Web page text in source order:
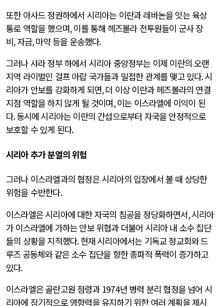
또한 아사드 정권하에서 시리아는 이란과 레바논을 잇는 육상
통로 역할을 했으며,이를 통해 헤즈볼라 전투원들이 군사 장
비,자금,마약 등을 운송했다.
그러나 샤라 정부 하에서 시리아 중앙정부는 이제 이란의 오랜
지역 라이벌인 걸프 아랍 국가들과 밀접한 관계를 맺고 있다.시
리아가 안보를 강화하게 되면,더 이상 이란과 헤즈볼라의 연결
지점 역할을 하지 않게 될 것이며,이는 이스라엘에 이익이 된
다.동시에 시리아는 이란의 간섭으로부터 자국을 안정적으로
보호할 수 있게 된다.
시리아 추가 분열의 위험
그러나 이스라엘과의 협정은 시리아의 입장에서 볼 때 상당한
위험을 수반한다.
이스라엘은 시리아에 대한 자국의 침공을 정당화하면서,시리아
가 이스라엘에 가하는 안보 위협과 더불어 시리아 내 소수 집단
들의 상황을 지적했다.현재 시리아에서는 기독교 정교회와 드
루즈공동체와 같은 소수 집단을 향한 종파적 폭력이 증가하고
있다.
이스라엘은 골란고원 점령과 1974년 병력 분리 협정을 넘어 시
리아에 장기적으로 영향력을 유지하기 위한 여러 계획을 제시